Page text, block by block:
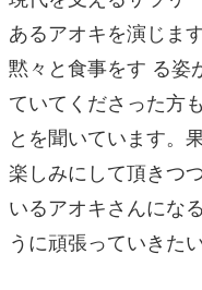
あるアオキを演じま
黙々と食事をす る姿
ていてくださった方
とを聞いています。
楽しみにして頂きつ
いるアオキさんにな
うに頑張っていきた